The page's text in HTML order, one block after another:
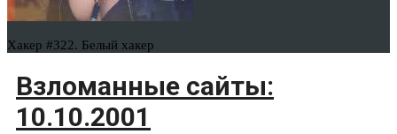
Хакер #322. Белый хакер
Взломанные сайты:
10.10.2001